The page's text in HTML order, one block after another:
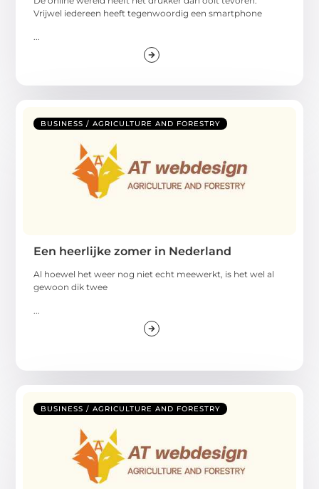
Vrijwel iedereen heeft tegenwoordig een smartphone
BUSINESS / AGRICULTURE AND FORESTRY
Een heerlijke zomer in Nederland
Al hoewel het weer nog niet echt meewerkt, is het wel al
gewoon dik twee
BUSINESS / AGRICULTURE AND FORESTRY